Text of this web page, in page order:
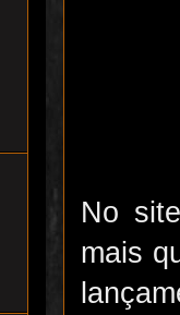
No
mais